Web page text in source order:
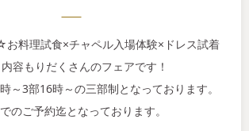
料理試食×チャペル入場体験×ドレス試着
容もりだくさんのフェアです！
～3部16時～の三部制となっております。
のご予約迄となっております。